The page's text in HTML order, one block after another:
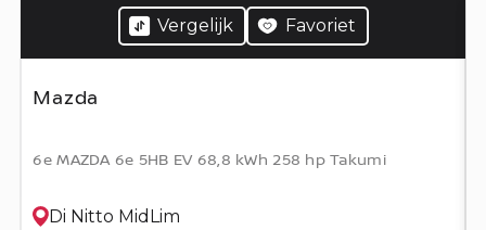
Vergelijk Favoriet
Mazda
6e MAZDA 6e 5HB EV 68,8 kWh 258 hp Takumi
Di Nitto MidLim